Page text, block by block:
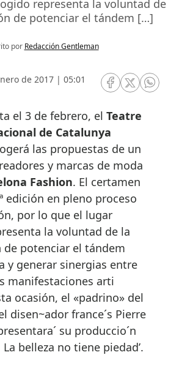
representa la voluntad de
de potenciar el tándem […]
por Redacción Gentleman
de 2017 | 05:01
RRSS Facebook
RRSSRRSS
el 3 de febrero, elTeatre
de Catalunya
las propuestas de un
y marcas de moda
Fashion. El certamen
edición en pleno proceso
por lo que el lugar
la voluntad de la
de potenciar el tándem
y generar sinergias entre
manifestaciones arti
ocasión, el «padrino» del
disen~ador france´s Pierre
su produccio´n
La belleza no tiene piedad’.